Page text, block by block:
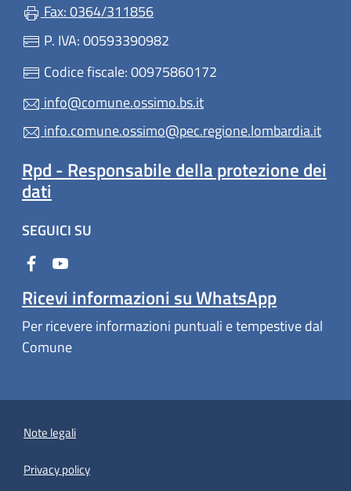
Fax: 0364/311856
P. IVA: 00593390982
Codice fiscale: 00975860172
info@comune.ossimo.bs.it
info.comune.ossimo@pec.regione.lombardia.it
Rpd - Responsabile della protezione dei
dati
SEGUICI SU
Ricevi informazioni su WhatsApp
Per ricevere informazioni puntuali e tempestive dal
Comune
Note legali
Privacy policy